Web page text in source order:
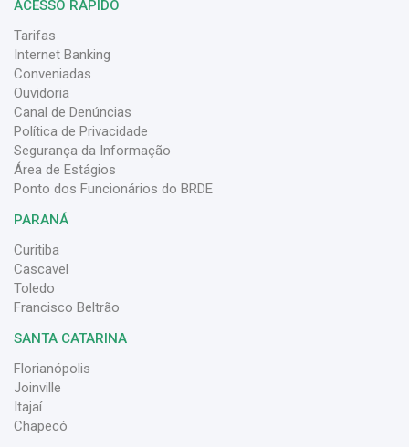
ACESSO RÁPIDO
Tarifas
Internet Banking
Conveniadas
Ouvidoria
Canal de Denúncias
Política de Privacidade
Segurança da Informação
Área de Estágios
Ponto dos Funcionários do BRDE
PARANÁ
Curitiba
Cascavel
Toledo
Francisco Beltrão
SANTA CATARINA
Florianópolis
Joinville
Itajaí
Chapecó